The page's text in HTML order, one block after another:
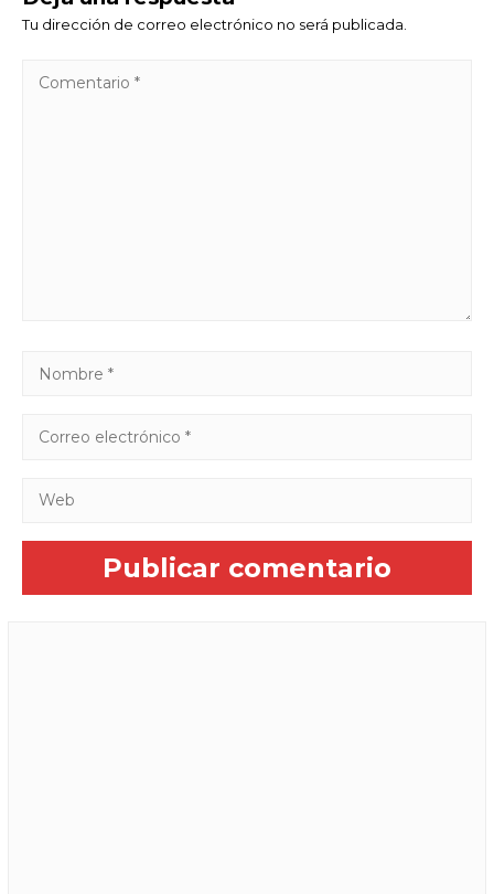
Tu dirección de correo electrónico no será publicada.